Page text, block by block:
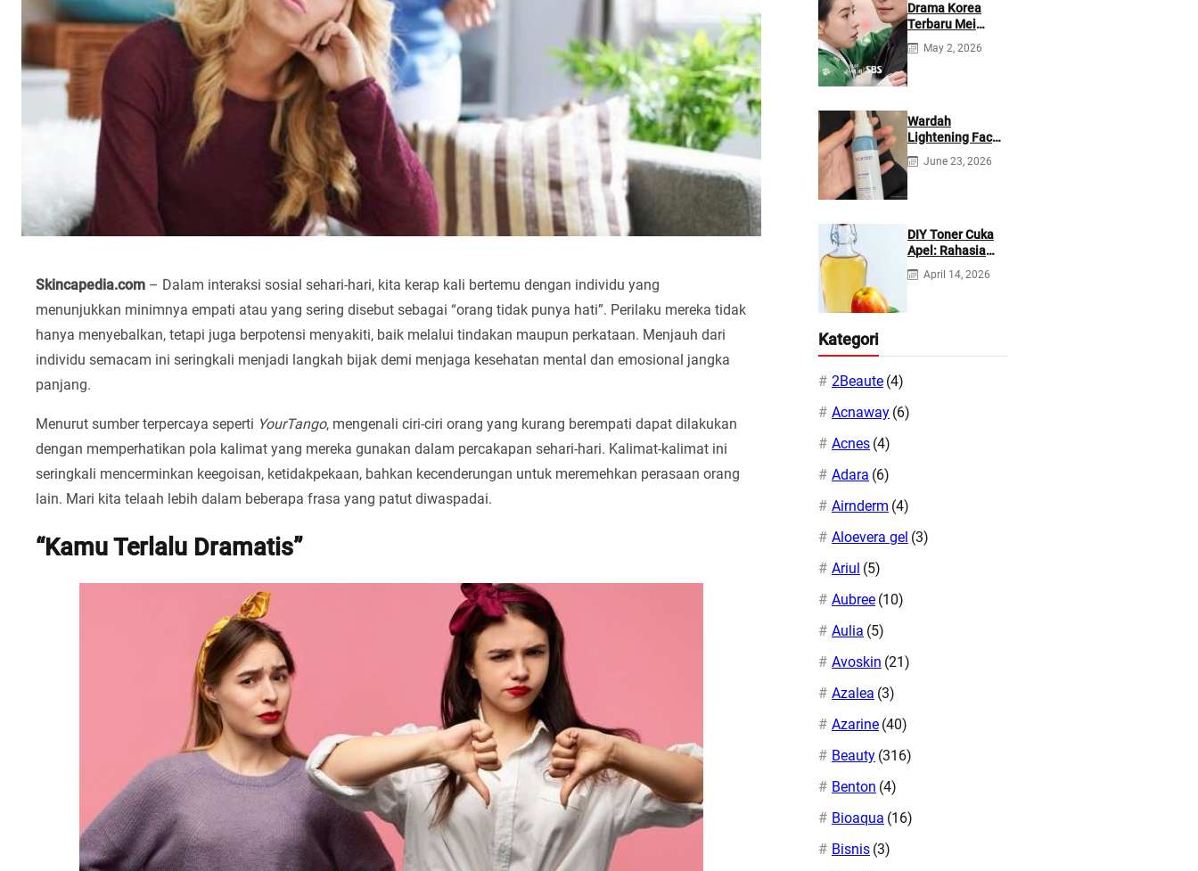
Skincapedia.com – Dalam interaksi sosial sehari-hari, kita kerap kali bertemu dengan individu yang
menunjukkan minimnya empati atau yang sering disebut sebagai “orang tidak punya hati”. Perilaku mereka tidak
hanya menyebalkan, tetapi juga berpotensi menyakiti, baik melalui tindakan maupun perkataan. Menjauh dari
individu semacam ini seringkali menjadi langkah bijak demi menjaga kesehatan mental dan emosional jangka
panjang.
Menurut sumber terpercaya seperti YourTango, mengenali ciri-ciri orang yang kurang berempati dapat dilakukan
dengan memperhatikan pola kalimat yang mereka gunakan dalam percakapan sehari-hari. Kalimat-kalimat ini
seringkali mencerminkan keegoisan, ketidakpekaan, bahkan kecenderungan untuk meremehkan perasaan orang
lain. Mari kita telaah lebih dalam beberapa frasa yang patut diwaspadai.
“Kamu Terlalu Dramatis”
Drama Korea
Terbaru Mei
2026: Mana yang
Tayang di
May 2, 2026
Wardah
Lightening Face
Mist: Cek
Ingredients &
June 23, 2026
DIY Toner Cuka
Apel: Rahasia
Jerawat Kempes
dalam 2 Hari!
April 14, 2026
Kategori
2Beaute (4)
Acnaway (6)
Acnes (4)
Adara (6)
Airnderm (4)
Aloevera gel (3)
Ariul (5)
Aubree (10)
Aulia (5)
Avoskin (21)
Azalea (3)
Azarine (40)
Beauty (316)
Benton (4)
Bioaqua (16)
Bisnis (3)